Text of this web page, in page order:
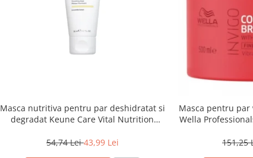
Masca nutritiva pentru par deshidratat si
degradat Keune Care Vital Nutrition
54,74 Lei43,99 Lei
Masca pentru
Wella
151,25